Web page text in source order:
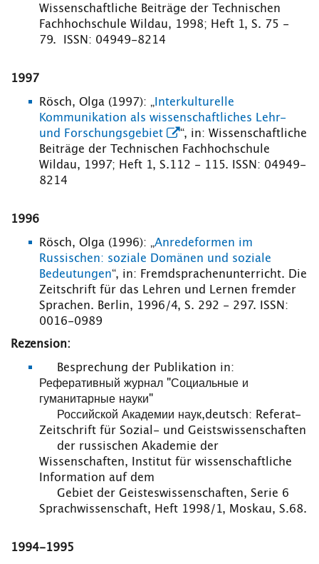
Wissenschaftliche Beiträge der Technischen
Fachhochschule Wildau, 1998; Heft 1, S. 75 -
79. ISSN: 04949-8214
1997
Rösch, Olga (1997): „ Interkulturelle
Kommunikation als wissenschaftliches Lehr-
und Forschungsgebiet
“, in: Wissenschaftliche
Beiträge der Technischen Fachhochschule
Wildau, 1997; Heft 1, S.112 - 115. ISSN: 04949-
8214
1996
Rösch, Olga (1996): „Anredeformen im
Russischen: soziale Domänen und soziale
Bedeutungen“, in: Fremdsprachenunterricht. Die
Zeitschrift für das Lehren und Lernen fremder
Sprachen. Berlin, 1996/4, S. 292 - 297. ISSN:
0016-0989
Rezension:
Besprechung der Publikation in:
Реферативный журнал "Социальные и
гуманитарные науки"
Российской Академии наук,deutsch: Referat-
Zeitschrift für Sozial- und Geistswissenschaften
der russischen Akademie der
Wissenschaften, Institut für wissenschaftliche
Information auf dem
Gebiet der Geisteswissenschaften, Serie 6
Sprachwissenschaft, Heft 1998/1, Moskau, S.68.
1994-1995